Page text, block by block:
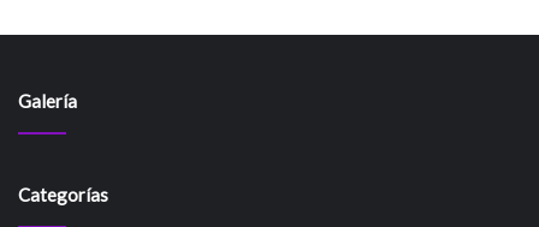
Galería
Categorías